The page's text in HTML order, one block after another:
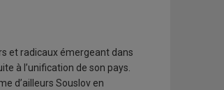
et radicaux émergeant dans
à l’unification de son pays.
d’ailleurs Souslov en